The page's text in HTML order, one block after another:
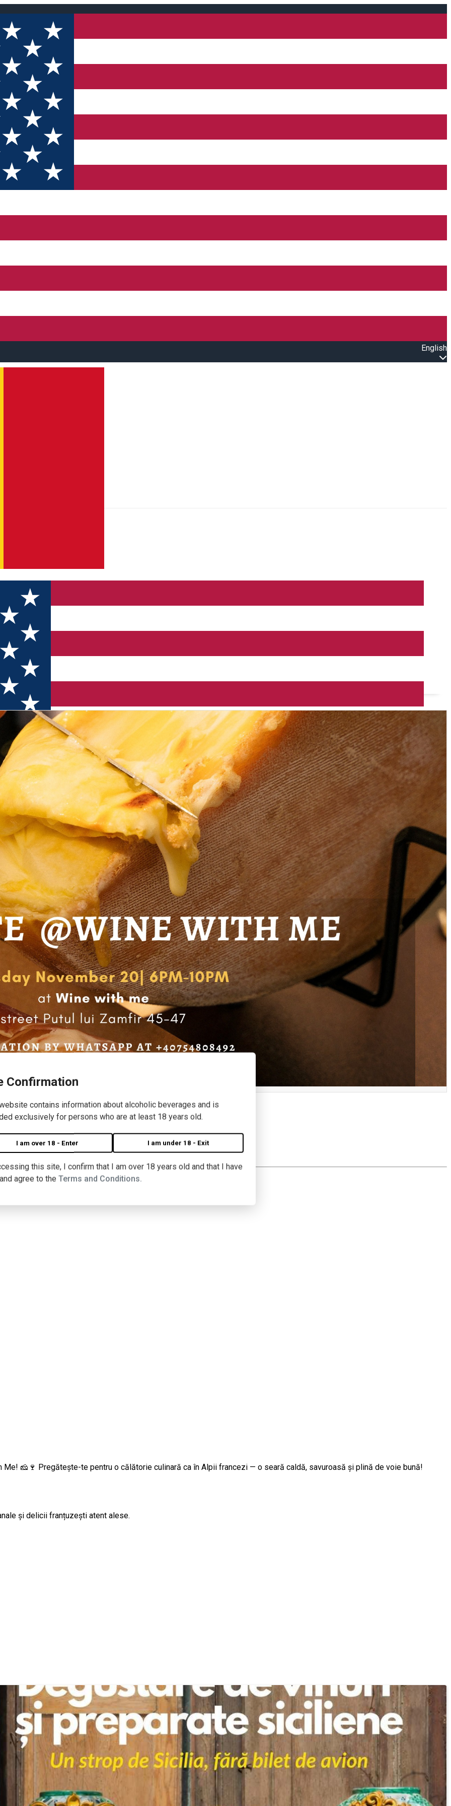
Confirmation
contains information about alcoholic beverages and is
exclusively for persons who are at least 18 years old.
I am over 18 - Enter I am under 18 - Exit
this site, I confirm that I am over 18 years old and that I have
agree to the Terms and Conditions.
English
(București)
(București)
🧀🍷 Pregătește-te pentru o călătorie culinară ca în Alpii francezi — o seară caldă, savuroasă și plină de voie bună!
și delicii franțuzești atent alese.